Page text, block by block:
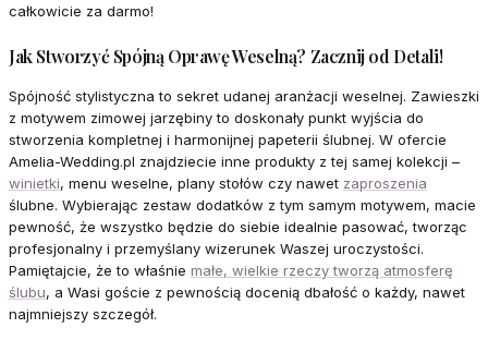
całkowicie za darmo!
Jak Stworzyć Spójną Oprawę Weselną? Zacznij od Detali!
Spójność stylistyczna to sekret udanej aranżacji weselnej. Zawieszki
z motywem zimowej jarzębiny to doskonały punkt wyjścia do
stworzenia kompletnej i harmonijnej papeterii ślubnej. W ofercie
Amelia-Wedding.pl znajdziecie inne produkty z tej samej kolekcji –
winietki, menu weselne, plany stołów czy nawet zaproszenia
ślubne. Wybierając zestaw dodatków z tym samym motywem, macie
pewność, że wszystko będzie do siebie idealnie pasować, tworząc
profesjonalny i przemyślany wizerunek Waszej uroczystości.
Pamiętajcie, że to właśnie małe, wielkie rzeczy tworzą atmosferę
ślubu, a Wasi goście z pewnością docenią dbałość o każdy, nawet
najmniejszy szczegół.